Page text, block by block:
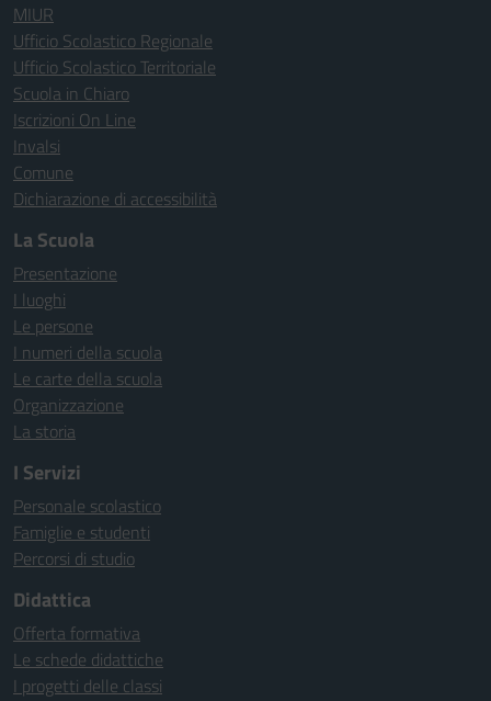
MIUR
Ufficio Scolastico Regionale
Ufficio Scolastico Territoriale
Scuola in Chiaro
Iscrizioni On Line
Invalsi
Comune
Dichiarazione di accessibilità
La Scuola
Presentazione
I luoghi
Le persone
I numeri della scuola
Le carte della scuola
Organizzazione
La storia
I Servizi
Personale scolastico
Famiglie e studenti
Percorsi di studio
Didattica
Offerta formativa
Le schede didattiche
I progetti delle classi